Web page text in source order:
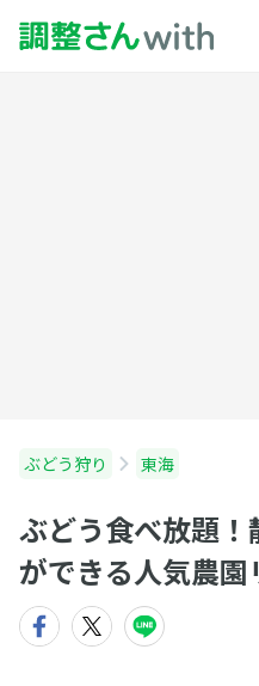
ぶどう狩り 東海
ぶどう食べ放題！
ができる人気農園